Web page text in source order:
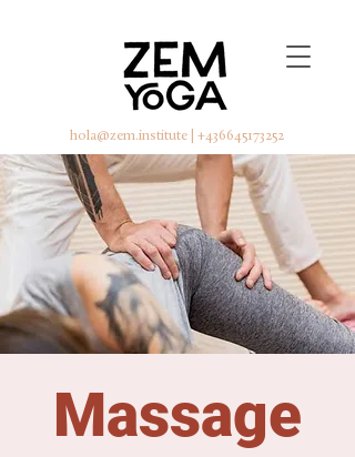
hola@zem.institute +436645173252
Massage